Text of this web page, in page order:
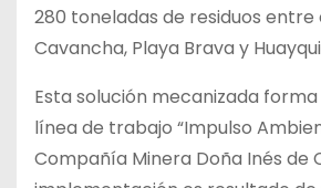
280 toneladas de residuos entre
Cavancha, Playa Brava y
Esta solución mecanizada
línea de trabajo “Impulso
Compañía Minera Doña Inés de